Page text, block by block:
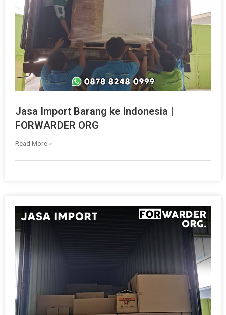
Jasa Import Barang ke Indonesia |
FORWARDER ORG
Read More »